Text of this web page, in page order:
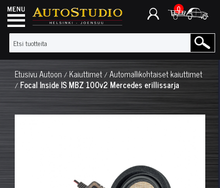
0
EtusivuAutoon/Kaiuttimet/Automallikohtaiset kaiuttimet
/Focal Inside IS MBZ 100v2 Mercedes erillissarja